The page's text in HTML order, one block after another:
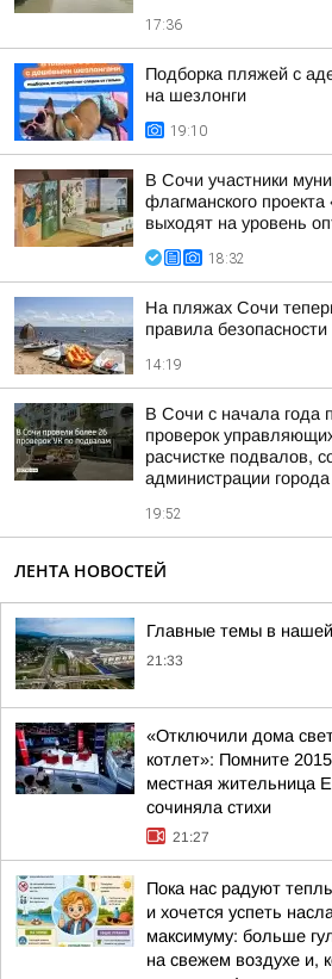
17:36
Подборка пляжей с
на шезлонги
19:10
В Сочи участники
флагманского
выходят на уровень
18:32
На пляжах Сочи
правила безопасности
14:19
В Сочи с начала года
проверок
расчистке подвалов,
администрации города
19:52
ЛЕНТА НОВОСТЕЙ
Главные темы в
21:33
«Отключили дома
котлет»: Помните
местная жительница
сочиняла стихи
21:27
Пока нас радуют
и хочется успеть
максимуму: больше
на свежем воздухе и,